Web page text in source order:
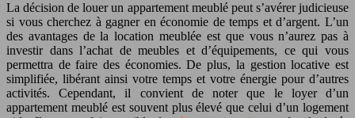
La décision de louer un appartement meublé peut s’avérer judicieuse
si vous cherchez à gagner en économie de temps et d’argent. L’un
des avantages de la location meublée est que vous n’aurez pas à
investir dans l’achat de meubles et d’équipements, ce qui vous
permettra de faire des économies. De plus, la gestion locative est
simplifiée, libérant ainsi votre temps et votre énergie pour d’autres
activités. Cependant, il convient de noter que le loyer d’un
appartement meublé est souvent plus élevé que celui d’un logement